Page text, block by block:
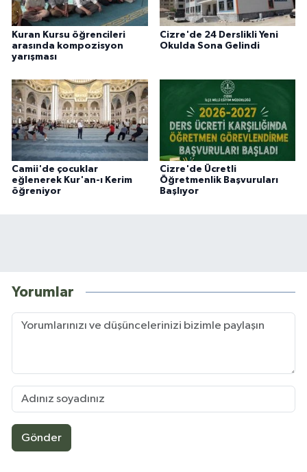
Kuran Kursu öğrencileri
arasında kompozisyon
yarışması
Cizre'de 24 Derslikli Yeni
Okulda Sona Gelindi
Camii'de çocuklar
eğlenerek Kur'an-ı Kerim
öğreniyor
Cizre'de Ücretli
Öğretmenlik Başvuruları
Başlıyor
Yorumlar
Gönder